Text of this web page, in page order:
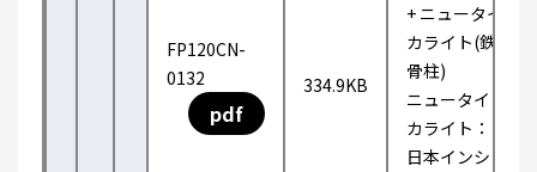
FP120CN-
0132
pdf
334.9KB
+ ニュータイ
カライト(鉄
骨柱)
ニュータイ
カライト：
日本インシ